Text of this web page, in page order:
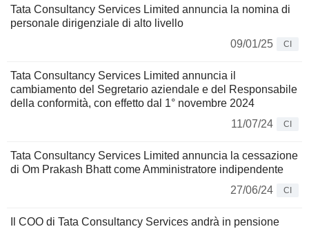
Tata Consultancy Services Limited annuncia la nomina di
personale dirigenziale di alto livello
09/01/25
CI
Tata Consultancy Services Limited annuncia il
cambiamento del Segretario aziendale e del Responsabile
della conformità, con effetto dal 1° novembre 2024
11/07/24
CI
Tata Consultancy Services Limited annuncia la cessazione
di Om Prakash Bhatt come Amministratore indipendente
27/06/24
CI
Il COO di Tata Consultancy Services andrà in pensione